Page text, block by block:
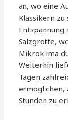
an, wo eine
Klassikern zu
Entspannung
Salzgrotte,
Mikroklima
Weiterhin
Tagen
ermöglichen,
Stunden zu